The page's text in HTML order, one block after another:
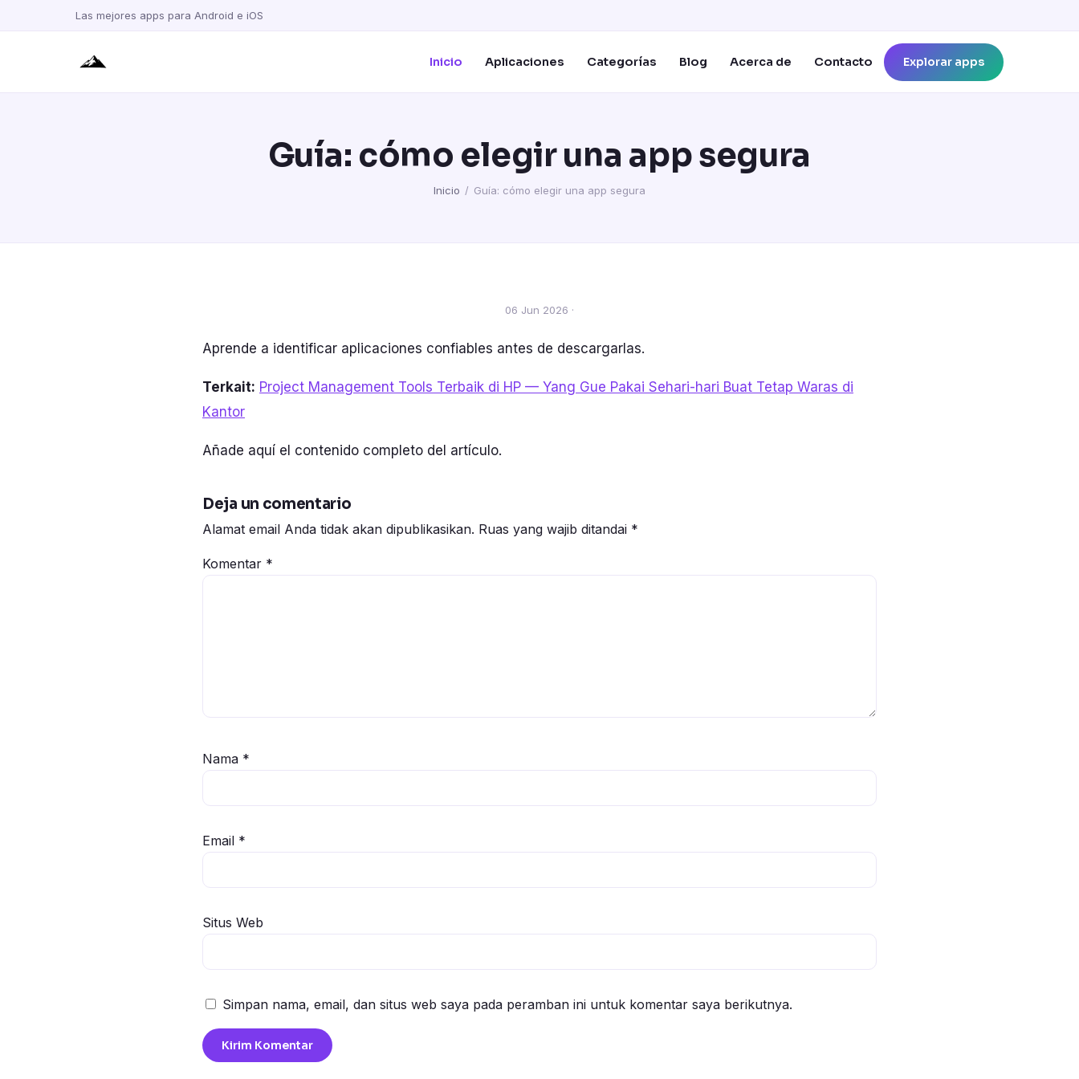
Las mejores apps para Android e iOS
Inicio Aplicaciones Categorías Blog Acerca de Contacto Explorar apps
Guía: cómo elegir una app segura
Inicio / Guía: cómo elegir una app segura
06 Jun 2026 ·
Aprende a identificar aplicaciones confiables antes de descargarlas.
Terkait: Project Management Tools Terbaik di HP — Yang Gue Pakai Sehari-hari Buat Tetap Waras di
Kantor
Añade aquí el contenido completo del artículo.
Deja un comentario
Alamat email Anda tidak akan dipublikasikan. Ruas yang wajib ditandai *
Komentar *
Nama *
Email *
Situs Web
Simpan nama, email, dan situs web saya pada peramban ini untuk komentar saya berikutnya.